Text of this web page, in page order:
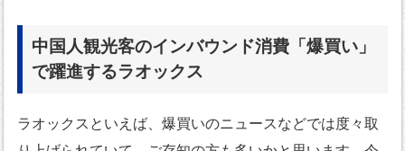
中国人観光客のインバウンド消費「爆買い」
で躍進するラオックス
ラオックスといえば、爆買いのニュースなどでは度々取